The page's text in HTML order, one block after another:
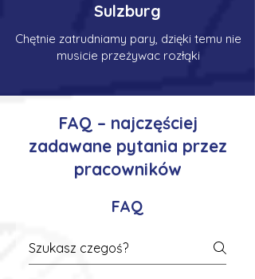
Sulzburg
Chętnie zatrudniamy pary, dzięki temu nie
musicie przeżywac rozłąki
FAQ – najczęściej
zadawane pytania przez
pracowników
FAQ